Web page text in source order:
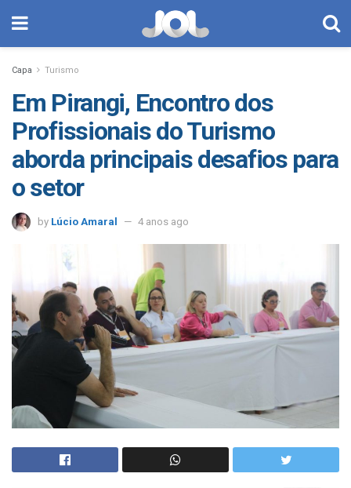
Capa Turismo
Em Pirangi, Encontro dos
Profissionais do Turismo
aborda principais desafios para
o setor
by Lúcio Amaral 4 anos ago